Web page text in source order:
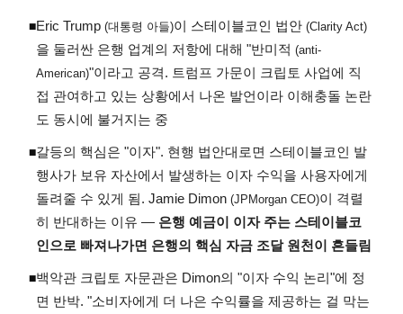
◾Eric Trump (대통령 아들)이 스테이블코인 법안 (Clarity Act)
을 둘러싼 은행 업계의 저항에 대해 "반미적 (anti-
American)"이라고 공격. 트럼프 가문이 크립토 사업에 직
접 관여하고 있는 상황에서 나온 발언이라 이해충돌 논란
도 동시에 불거지는 중
◾갈등의 핵심은 "이자". 현행 법안대로면 스테이블코인 발
행사가 보유 자산에서 발생하는 이자 수익을 사용자에게
돌려줄 수 있게 됨. Jamie Dimon (JPMorgan CEO)이 격렬
히 반대하는 이유 — 은행 예금이 이자 주는 스테이블코
인으로 빠져나가면 은행의 핵심 자금 조달 원천이 흔들림
◾백악관 크립토 자문관은 Dimon의 "이자 수익 논리"에 정
면 반박. "소비자에게 더 나은 수익률을 제공하는 걸 막는